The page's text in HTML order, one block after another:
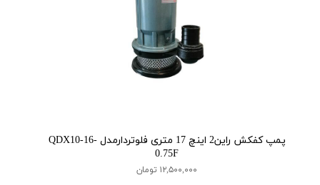
پمپ کفکش راین2 اینچ 17 متری فلوتردارمدل QDX10-16-
0.75F
۱۲,۵۰۰,۰۰۰ تومان